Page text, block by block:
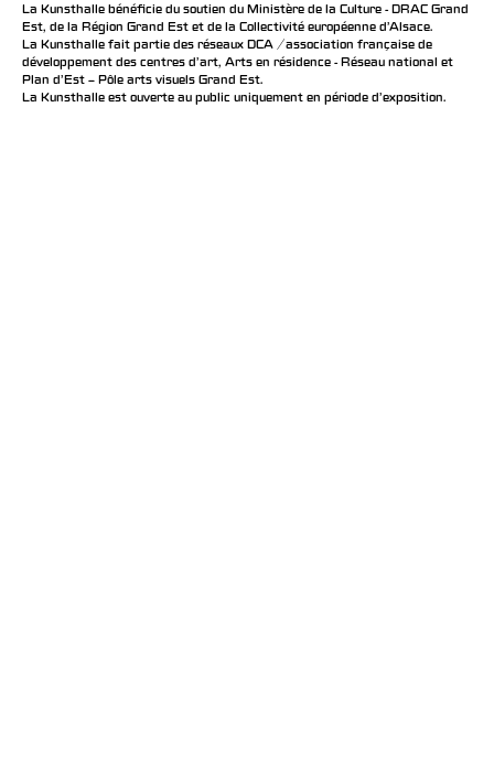
La Kunsthalle bénéficie du soutien du Ministère de la Culture - DRAC Grand
Est, de la Région Grand Est et de la Collectivité européenne d’Alsace.
La Kunsthalle fait partie des réseaux DCA / association française de
développement des centres d'art, Arts en résidence - Réseau national et
Plan d’Est – Pôle arts visuels Grand Est.
La Kunsthalle est ouverte au public uniquement en période d'exposition.